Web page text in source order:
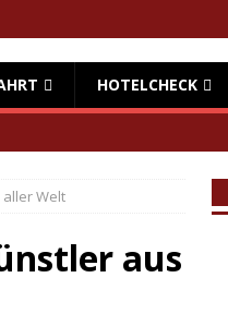
HOTELCHECK
Welt
aus